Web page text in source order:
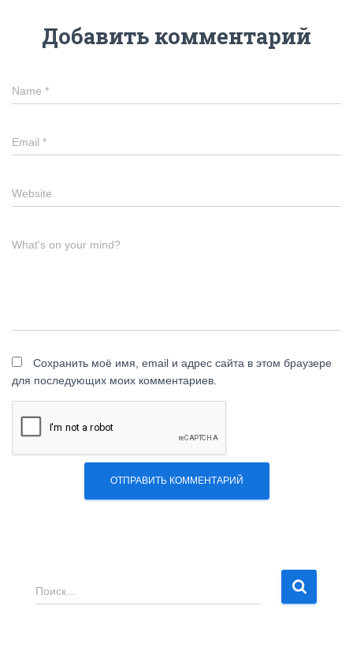
Добавить комментарий
Name *
Email *
Website
What's on your mind?
Сохранить моё имя, email и адрес сайта в этом браузере
для последующих моих комментариев.
Н
а
Поиск…